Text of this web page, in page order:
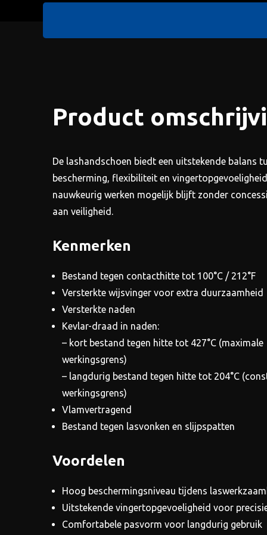
Product
De lashandschoen biedt een uitstekende balans
bescherming, flexibiliteit en
nauwkeurig werken mogelijk blijft zonder
aan veiligheid.
Kenmerken
Bestand tegen contacthitte tot 100°C / 212°F
Versterkte wijsvinger voor extra duurzaamheid
Versterkte naden
Kevlar-draad in naden:
– kort bestand tegen hitte tot 427°C (maximale
werkingsgrens)
– langdurig bestand tegen hitte tot 204°C
werkingsgrens)
Vlamvertragend
Bestand tegen lasvonken en slijpspatten
Voordelen
Hoog beschermingsniveau tijdens
Uitstekende vingertopgevoeligheid voor
Comfortabele pasvorm voor langdurig gebruik